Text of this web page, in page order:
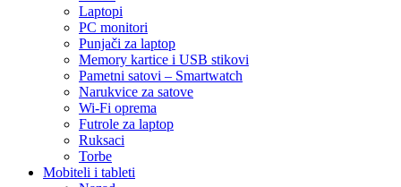
Laptopi
PC monitori
Punjači za laptop
Memory kartice i USB stikovi
Pametni satovi – Smartwatch
Narukvice za satove
Wi-Fi oprema
Futrole za laptop
Ruksaci
Torbe
Mobiteli i tableti